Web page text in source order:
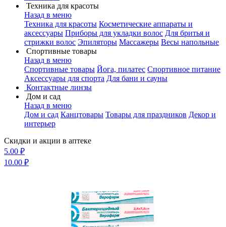
Техника для красоты
Назад в меню
Техника для красоты Косметические аппараты и
аксессуары Приборы для укладки волос Для бритья и
стрижки волос Эпиляторы Массажеры Весы напольные
Спортивные товары
Назад в меню
Спортивные товары Йога, пилатес Спортивное питание
Аксессуары для спорта Для бани и сауны
Контактные линзы
Дом и сад
Назад в меню
Дом и сад Канцтовары Товары для праздников Декор и
интерьер
Скидки и акции в аптеке
5.00 ₽
10.00 ₽